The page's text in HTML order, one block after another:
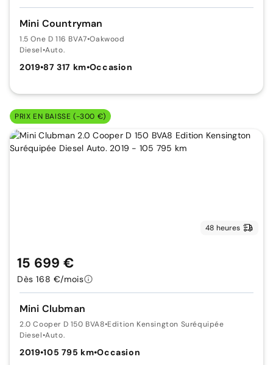
Mini Countryman
1.5 One D 116 BVA7•Oakwood
Diesel•Auto.
2019•87 317 km•Occasion
PRIX EN BAISSE (-300 €)
48 heures
Mini Clubman
2.0 Cooper D 150 BVA8•Edition Kensington Suréquipée
Diesel•Auto.
2019•105 795 km•Occasion
15 699 €
Dès 168 €/mois